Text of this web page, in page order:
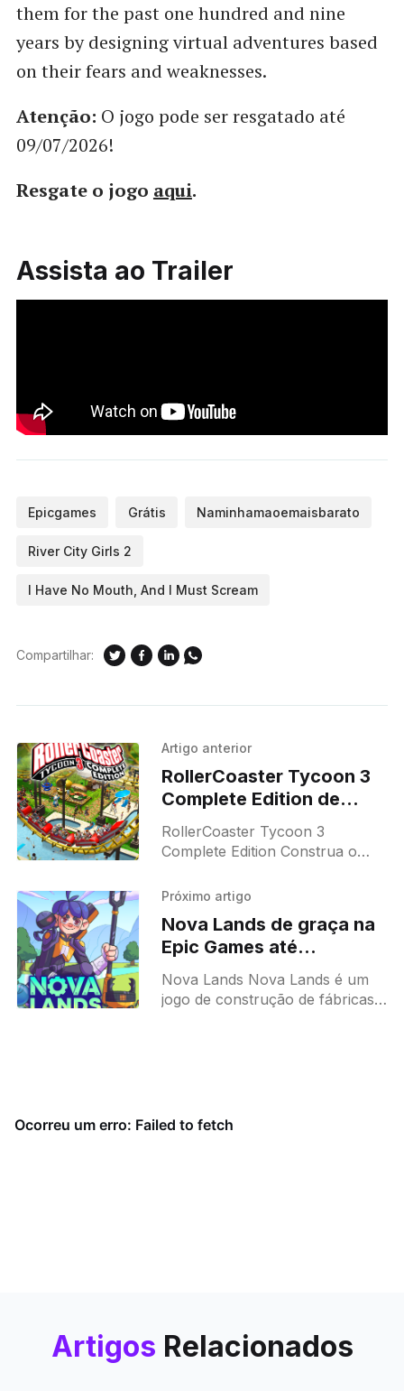
them for the past one hundred and nine
years by designing virtual adventures based
on their fears and weaknesses.
Atenção: O jogo pode ser resgatado até
09/07/2026!
Resgate o jogo aqui.
Assista ao Trailer
Epicgames Grátis Naminhamaoemaisbarato
River City Girls 2
I Have No Mouth, And I Must Scream
Compartilhar:
Artigo anterior
RollerCoaster Tycoon 3
Complete Edition de
graça na Epic Games até
02/07/2026
RollerCoaster Tycoon 3
Complete Edition Construa o
o jogo best-seller de simulação
aclamado pela crítica. Sinta
Próximo artigo
Nova Lands de graça na
Epic Games até
16/07/2026
Nova Lands Nova Lands é um
jogo de construção de fábricas e
Artigos Relacionados